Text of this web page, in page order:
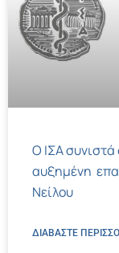
Ο ΙΣΑ συνιστά
αυξημένη
Νείλου
ΔΙΑΒΑΣΤΕ